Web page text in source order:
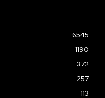
6545
1190
372
257
113